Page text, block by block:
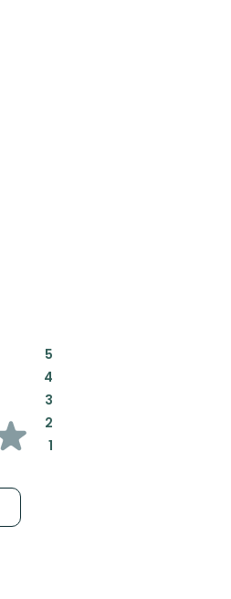
5:
4:
3:
2:
1: